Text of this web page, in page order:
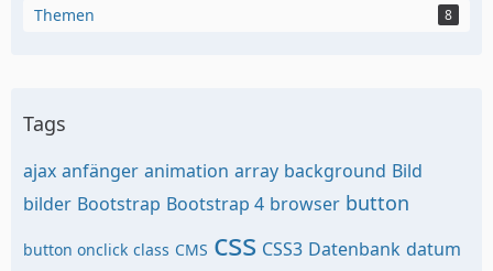
Themen 8
Tags
ajax anfänger animation array background Bild
bilder Bootstrap Bootstrap 4 browser button
button onclick class CMS css CSS3 Datenbank datum